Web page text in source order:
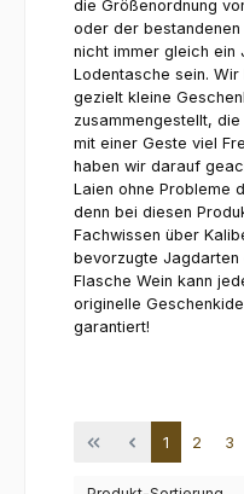
die Größenordnung
oder der
nicht immer gleich
Lodentasche sein.
gezielt kleine
zusammengestellt,
mit einer Geste viel
haben wir darauf
Laien ohne Probleme
denn bei diesen
Fachwissen über
bevorzugte Jagdarten
Flasche Wein kann
originelle
garantiert!
Seite
1 Seite
2 3